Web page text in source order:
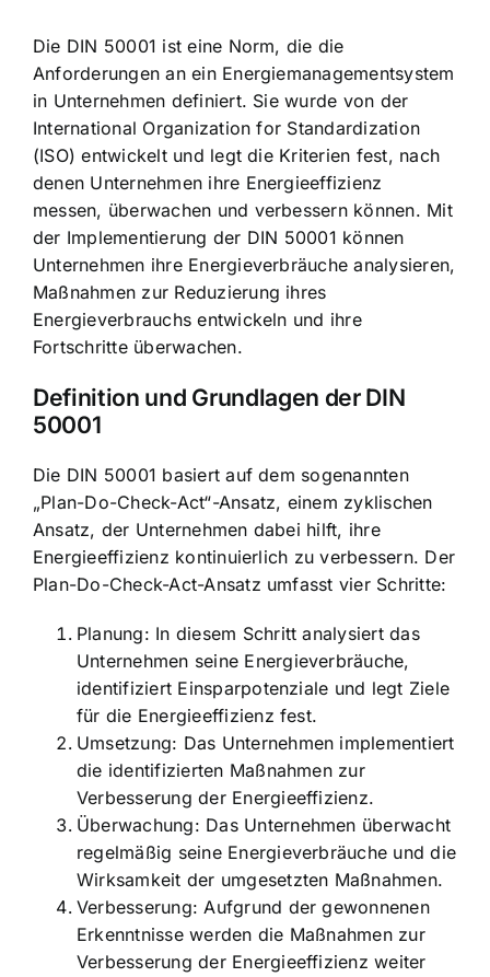
Die DIN 50001 ist eine Norm, die die
Anforderungen an ein Energiemanagementsystem
in Unternehmen definiert. Sie wurde von der
International Organization for Standardization
(ISO) entwickelt und legt die Kriterien fest, nach
denen Unternehmen ihre Energieeffizienz
messen, überwachen und verbessern können. Mit
der Implementierung der DIN 50001 können
Unternehmen ihre Energieverbräuche analysieren,
Maßnahmen zur Reduzierung ihres
Energieverbrauchs entwickeln und ihre
Fortschritte überwachen.
Definition und Grundlagen der DIN
50001
Die DIN 50001 basiert auf dem sogenannten
„Plan-Do-Check-Act“-Ansatz, einem zyklischen
Ansatz, der Unternehmen dabei hilft, ihre
Energieeffizienz kontinuierlich zu verbessern. Der
Plan-Do-Check-Act-Ansatz umfasst vier Schritte:
Planung: In diesem Schritt analysiert das
Unternehmen seine Energieverbräuche,
identifiziert Einsparpotenziale und legt Ziele
für die Energieeffizienz fest.
Umsetzung: Das Unternehmen implementiert
die identifizierten Maßnahmen zur
Verbesserung der Energieeffizienz.
Überwachung: Das Unternehmen überwacht
regelmäßig seine Energieverbräuche und die
Wirksamkeit der umgesetzten Maßnahmen.
Verbesserung: Aufgrund der gewonnenen
Erkenntnisse werden die Maßnahmen zur
Verbesserung der Energieeffizienz weiter